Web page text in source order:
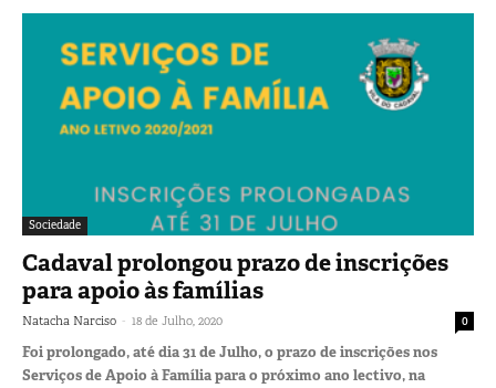
Sociedade
Cadaval prolongou prazo de inscrições
para apoio às famílias
Natacha Narciso - 18 de Julho, 2020 0
Foi prolongado, até dia 31 de Julho, o prazo de inscrições nos
Serviços de Apoio à Família para o próximo ano lectivo, na